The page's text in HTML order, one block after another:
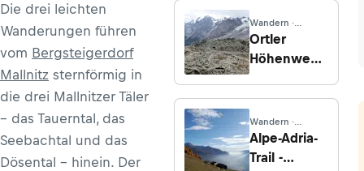
Die drei leichten
Wanderungen führen
vom Bergsteigerdorf
Mallnitz sternförmig in
die drei Mallnitzer Täler
– das Tauerntal, das
Seebachtal und das
Dösental – hinein. Der
Wandern ·
Lombardei
Ortler
Höhenweg -
Vom
Cancanosee
bis zum
Stilfser Joch
Wandern ·
Salzburg
Alpe-Adria-
Trail -